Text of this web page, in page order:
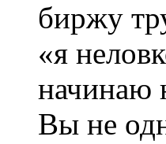
биржу
«я
начинаю
Вы не